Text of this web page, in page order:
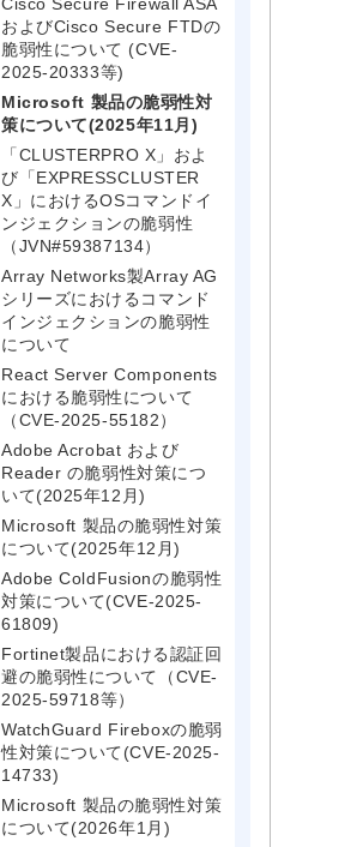
およびCisco Secure FTDの
脆弱性について (CVE-
2025-20333等)
Microsoft 製品の脆弱性対
策について(2025年11月)
「CLUSTERPRO X」およ
び「EXPRESSCLUSTER
X」におけるOSコマンドイ
ンジェクションの脆弱性
（JVN#59387134）
Array Networks製Array AG
シリーズにおけるコマンド
インジェクションの脆弱性
について
React Server Components
における脆弱性について
（CVE-2025-55182）
Adobe Acrobat および
Reader の脆弱性対策につ
いて(2025年12月)
Microsoft 製品の脆弱性対策
について(2025年12月)
Adobe ColdFusionの脆弱性
対策について(CVE-2025-
61809)
Fortinet製品における認証回
避の脆弱性について（CVE-
2025-59718等）
WatchGuard Fireboxの脆弱
性対策について(CVE-2025-
14733)
Microsoft 製品の脆弱性対策
について(2026年1月)